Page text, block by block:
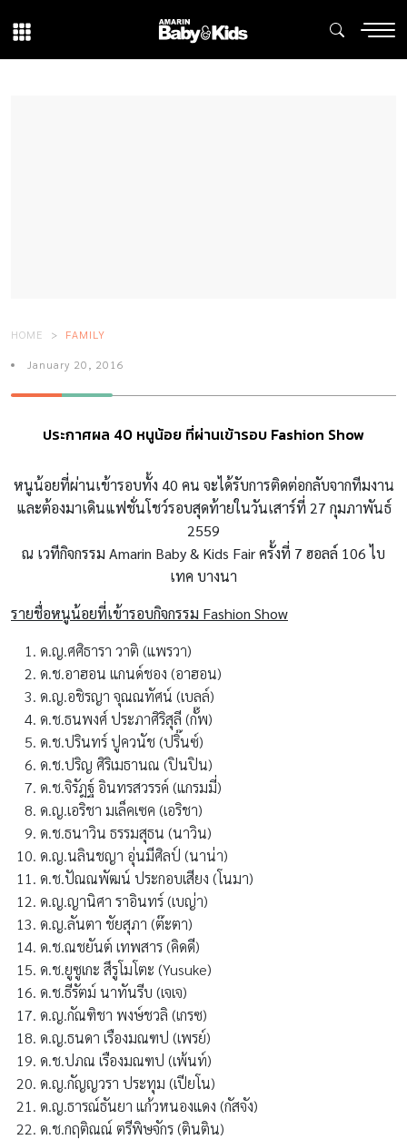
HOME FAMILY
January 20, 2016
ประกาศผล 40 หนูน้อย ที่ผ่านเข้ารอบ Fashion Show
หนูน้อยที่ผ่านเข้ารอบทั้ง 40 คน จะได้รับการติดต่อกลับจากทีมงาน
และต้องมาเดินแฟชั่นโชว์รอบสุดท้ายในวันเสาร์ที่ 27 กุมภาพันธ์
2559
ณ เวทีกิจกรรม Amarin Baby & Kids Fair ครั้งที่ 7 ฮอลล์ 106 ไบ
เทค บางนา
รายชื่อหนูน้อยที่เข้ารอบกิจกรรม Fashion Show
ด.ญ.ศศิธารา วาติ (แพรวา)
ด.ช.อาฮอน แกนด์ชอง (อาฮอน)
ด.ญ.อชิรญา จุณณทัศน์ (เบลล์)
ด.ช.ธนพงศ์ ประภาศิริสุลี (กั๊พ)
ด.ช.ปรินทร์ ปูควนัช (ปริ๊นซ์)
ด.ช.ปริญ ศิริเมธานณ (ปินปิน)
ด.ช.จิรัฎฐ์ อินทรสวรรค์ (แกรมมี่)
ด.ญ.เอริชา มเล็คเซค (เอริชา)
ด.ช.ธนาวิน ธรรมสุธน (นาวิน)
ด.ญ.นลินชญา อุ่นมีศิลป์ (นาน่า)
ด.ช.ปัณณพัฒน์ ประกอบเสียง (โนมา)
ด.ญ.ญานิศา ราอินทร์ (เบญ่า)
ด.ญ.ลันตา ชัยสุภา (ต๊ะตา)
ด.ช.ณชยันต์ เทพสาร (คิดดี)
ด.ช.ยูซูเกะ สึรูโมโตะ (Yusuke)
ด.ช.ธีรัตม์ นาทันรีบ (เจเจ)
ด.ญ.กัณฑิชา พงษ์ชวลิ (เกรซ)
ด.ญ.ธนดา เรืองมณฑป (เพรย์)
ด.ช.ปภณ เรืองมณฑป (เพ้นท์)
ด.ญ.กัญญวรา ประทุม (เปียโน)
ด.ญ.ธารณ์ธันยา แก้วหนองแดง (กัสจัง)
ด.ช.กฤติณณ์ ตรีพิษจักร (ตินติน)